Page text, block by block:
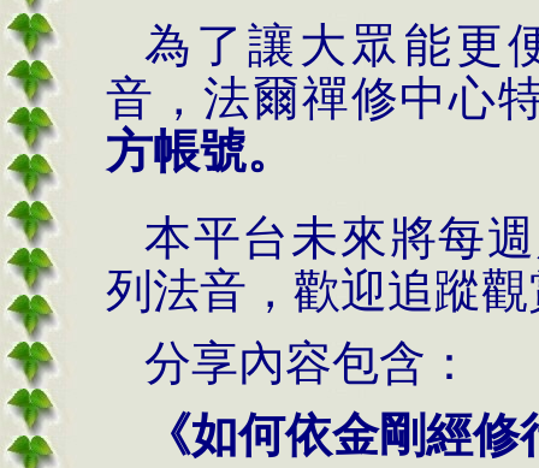
為了讓大眾能更
音，法爾禪修中心
方帳號。
本平台未來將每
列法音，歡迎追蹤
分享內容包含：
《如何依金剛經